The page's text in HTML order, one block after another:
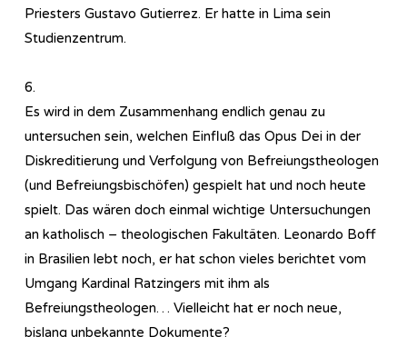
Priesters Gustavo Gutierrez. Er hatte in Lima sein
Studienzentrum.
6.
Es wird in dem Zusammenhang endlich genau zu
untersuchen sein, welchen Einfluß das Opus Dei in der
Diskreditierung und Verfolgung von Befreiungstheologen
(und Befreiungsbischöfen) gespielt hat und noch heute
spielt. Das wären doch einmal wichtige Untersuchungen
an katholisch – theologischen Fakultäten. Leonardo Boff
in Brasilien lebt noch, er hat schon vieles berichtet vom
Umgang Kardinal Ratzingers mit ihm als
Befreiungstheologen… Vielleicht hat er noch neue,
bislang unbekannte Dokumente?